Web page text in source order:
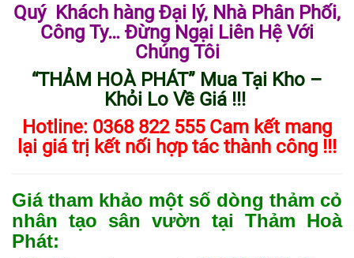
Quý Khách hàng Đại lý, Nhà Phân Phối,
Công Ty… Đừng Ngại Liên Hệ Với
Chúng Tôi
“THẢM HOÀ PHÁT” Mua Tại Kho –
Khỏi Lo Về Giá !!!
Hotline: 0368 822 555 Cam kết mang
lại giá trị kết nối hợp tác thành công !!!
Giá tham khảo một số dòng thảm cỏ
nhân tạo sân vườn tại Thảm Hoà
Phát: